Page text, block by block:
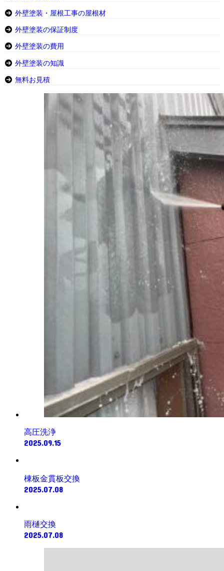
外壁塗装・屋根工事の屋根材
外壁塗装の保証制度
外壁塗装の費用
外壁塗装の知識
無料お見積
高圧洗浄
2025.09.15
棟板金貫板交換
2025.07.08
雨樋交換
2025.07.08